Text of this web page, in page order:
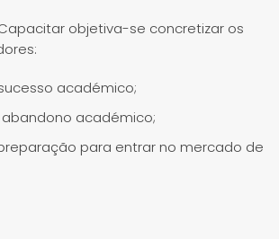
objetiva-se concretizar os
académico;
académico;
para entrar no mercado de